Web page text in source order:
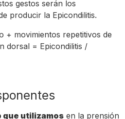
gestos serán los
producir la Epicondilitis.
+ movimientos repetitivos de
dorsal = Epicondilitis /
que utilizamos en la prensión